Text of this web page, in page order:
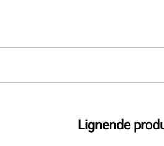
Lignende